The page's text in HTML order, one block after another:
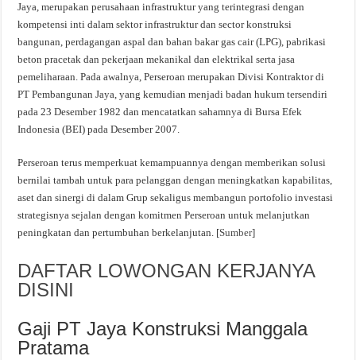
Jaya, merupakan perusahaan infrastruktur yang terintegrasi dengan
kompetensi inti dalam sektor infrastruktur dan sector konstruksi
bangunan, perdagangan aspal dan bahan bakar gas cair (LPG), pabrikasi
beton pracetak dan pekerjaan mekanikal dan elektrikal serta jasa
pemeliharaan. Pada awalnya, Perseroan merupakan Divisi Kontraktor di
PT Pembangunan Jaya, yang kemudian menjadi badan hukum tersendiri
pada 23 Desember 1982 dan mencatatkan sahamnya di Bursa Efek
Indonesia (BEI) pada Desember 2007.
Perseroan terus memperkuat kemampuannya dengan memberikan solusi
bernilai tambah untuk para pelanggan dengan meningkatkan kapabilitas,
aset dan sinergi di dalam Grup sekaligus membangun portofolio investasi
strategisnya sejalan dengan komitmen Perseroan untuk melanjutkan
peningkatan dan pertumbuhan berkelanjutan. [Sumber]
DAFTAR LOWONGAN KERJANYA
DISINI
Gaji PT Jaya Konstruksi Manggala
Pratama